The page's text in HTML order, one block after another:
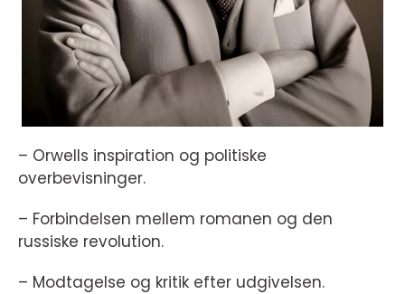
– Orwells inspiration og politiske
overbevisninger.
– Forbindelsen mellem romanen og den
russiske revolution.
– Modtagelse og kritik efter udgivelsen.